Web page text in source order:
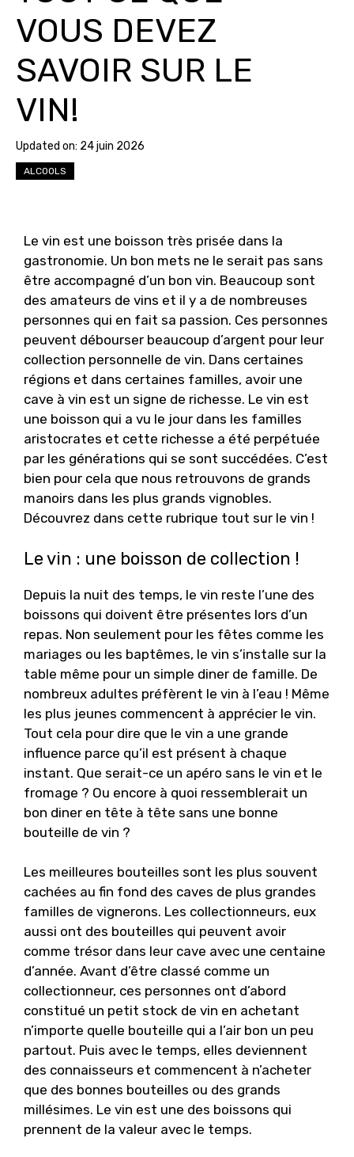
VOUS DEVEZ
SAVOIR SUR LE
VIN!
Updated on: 24 juin 2026
ALCOOLS
Le vin est une boisson très prisée dans la
gastronomie. Un bon mets ne le serait pas sans
être accompagné d’un bon vin. Beaucoup sont
des amateurs de vins et il y a de nombreuses
personnes qui en fait sa passion. Ces personnes
peuvent débourser beaucoup d’argent pour leur
collection personnelle de vin. Dans certaines
régions et dans certaines familles, avoir une
cave à vin est un signe de richesse. Le vin est
une boisson qui a vu le jour dans les familles
aristocrates et cette richesse a été perpétuée
par les générations qui se sont succédées. C’est
bien pour cela que nous retrouvons de grands
manoirs dans les plus grands vignobles.
Découvrez dans cette rubrique tout sur le vin !
Le vin : une boisson de collection !
Depuis la nuit des temps, le vin reste l’une des
boissons qui doivent être présentes lors d’un
repas. Non seulement pour les fêtes comme les
mariages ou les baptêmes, le vin s’installe sur la
table même pour un simple diner de famille. De
nombreux adultes préfèrent le vin à l’eau ! Même
les plus jeunes commencent à apprécier le vin.
Tout cela pour dire que le vin a une grande
influence parce qu’il est présent à chaque
instant. Que serait-ce un apéro sans le vin et le
fromage ? Ou encore à quoi ressemblerait un
bon diner en tête à tête sans une bonne
bouteille de vin ?
Les meilleures bouteilles sont les plus souvent
cachées au fin fond des caves de plus grandes
familles de vignerons. Les collectionneurs, eux
aussi ont des bouteilles qui peuvent avoir
comme trésor dans leur cave avec une centaine
d’année. Avant d’être classé comme un
collectionneur, ces personnes ont d’abord
constitué un petit stock de vin en achetant
n’importe quelle bouteille qui a l’air bon un peu
partout. Puis avec le temps, elles deviennent
des connaisseurs et commencent à n’acheter
que des bonnes bouteilles ou des grands
millésimes. Le vin est une des boissons qui
prennent de la valeur avec le temps.